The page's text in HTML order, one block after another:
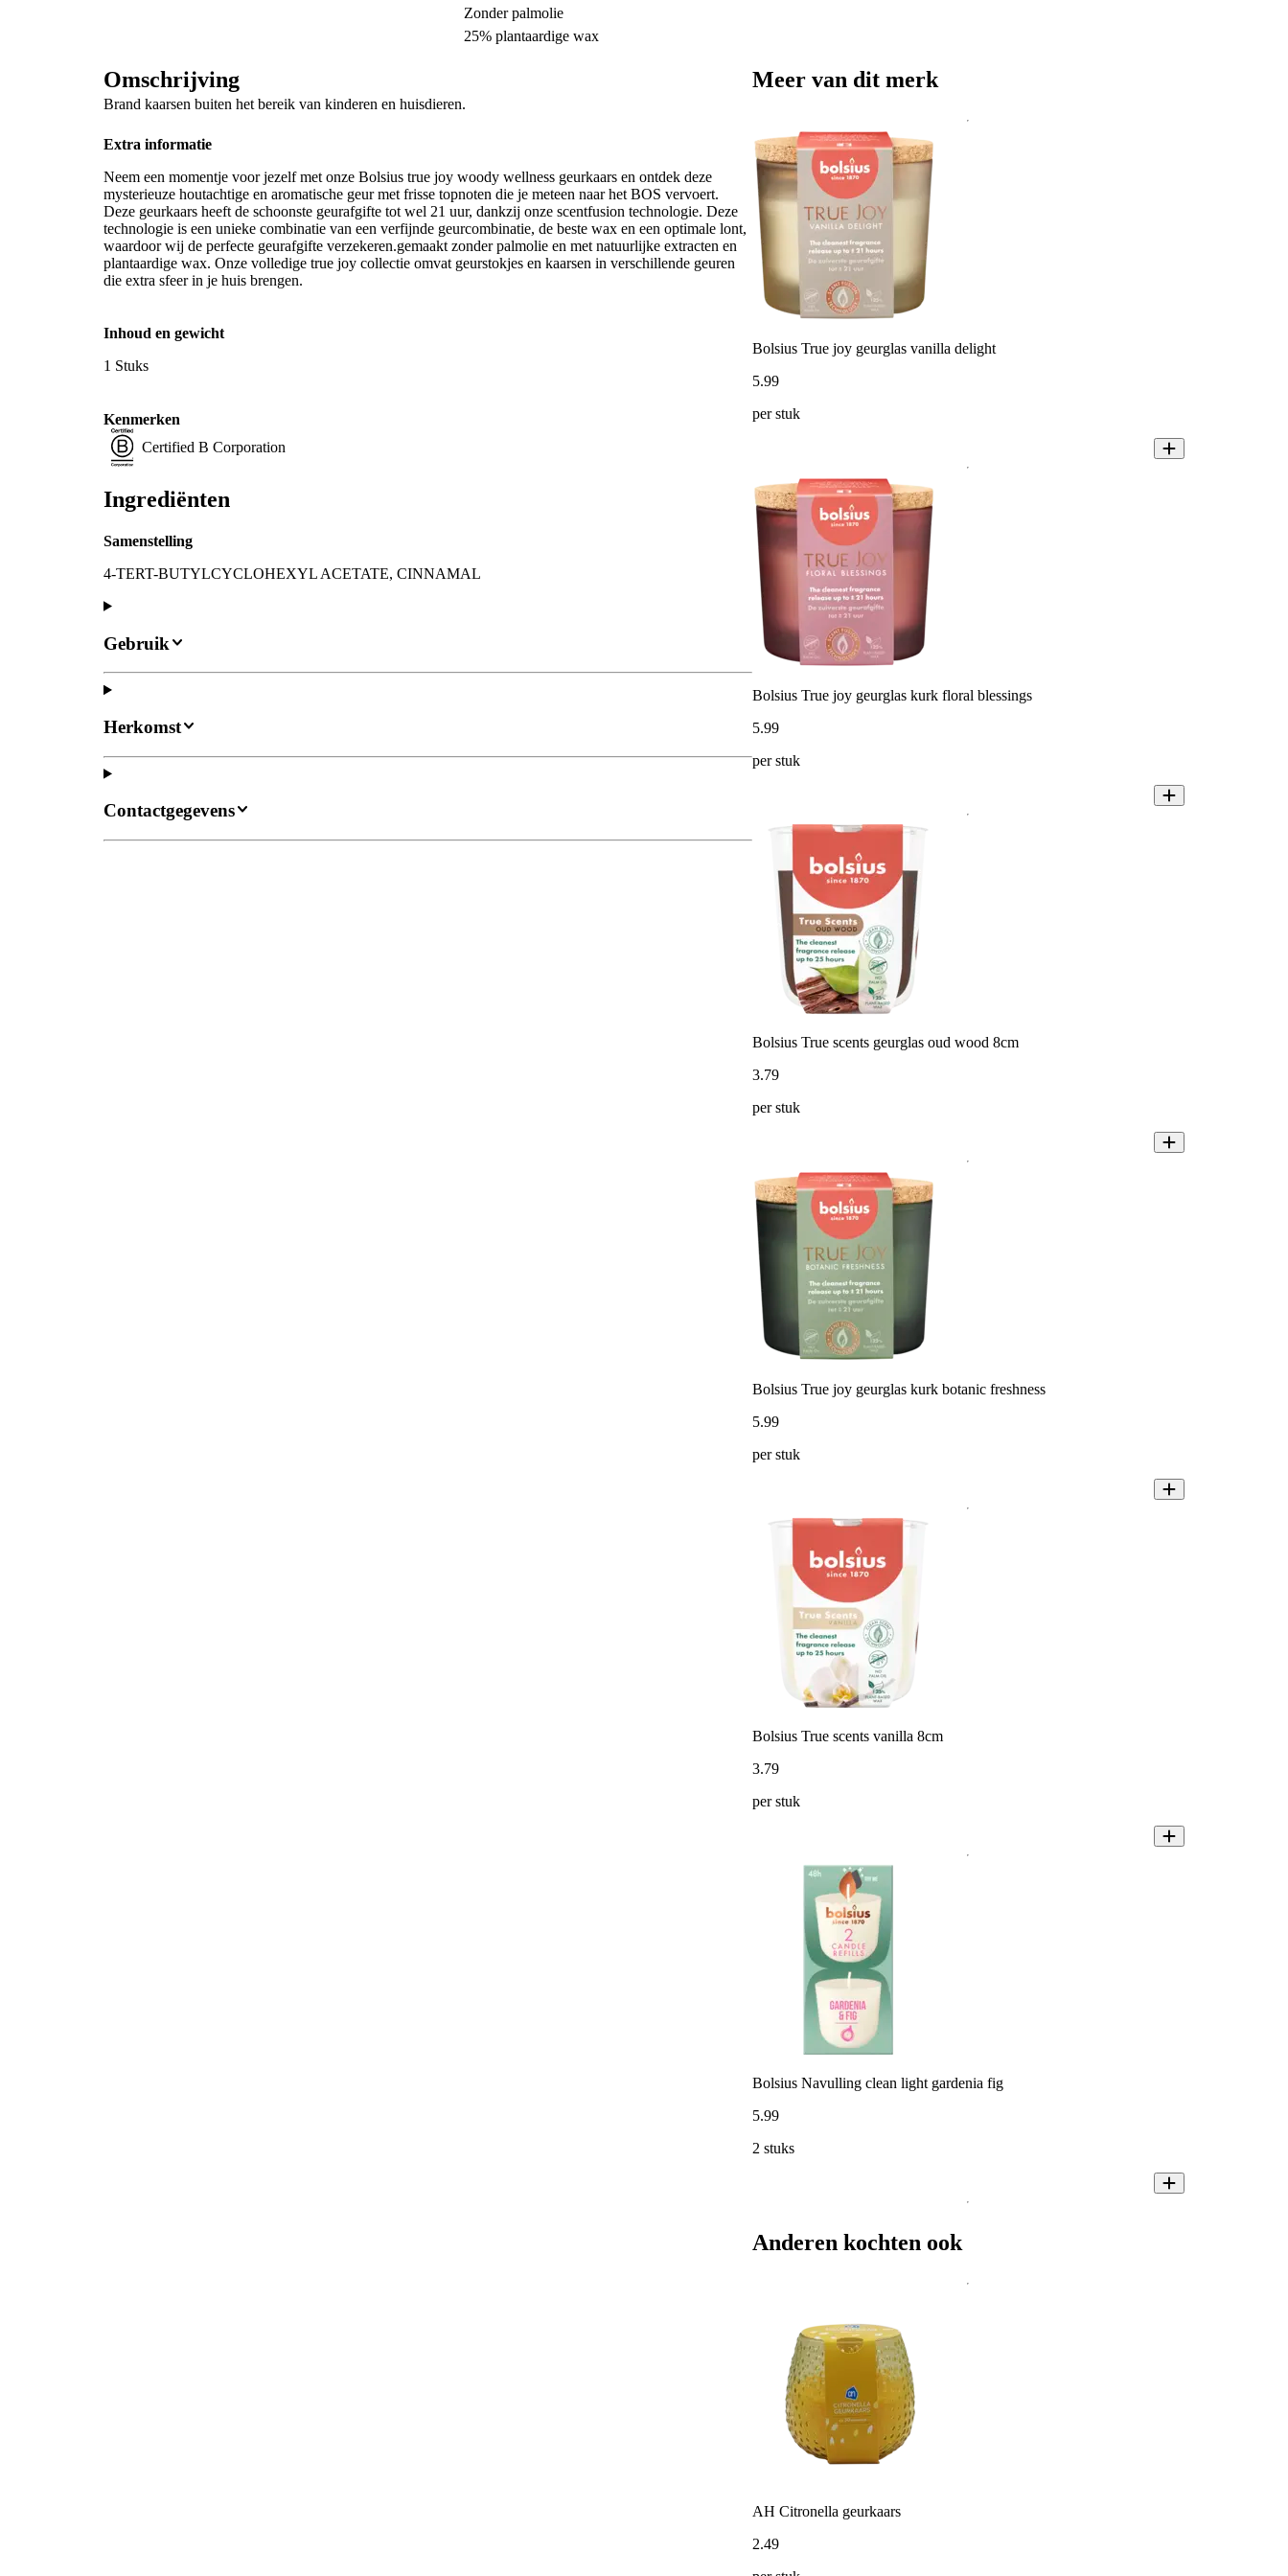
Zonder palmolie
25% plantaardige wax
Omschrijving
Brand kaarsen buiten het bereik van kinderen en huisdieren.
Extra informatie
Neem een momentje voor jezelf met onze Bolsius true joy woody wellness geurkaars en ontdek deze
mysterieuze houtachtige en aromatische geur met frisse topnoten die je meteen naar het BOS vervoert.
Deze geurkaars heeft de schoonste geurafgifte tot wel 21 uur, dankzij onze scentfusion technologie. Deze
technologie is een unieke combinatie van een verfijnde geurcombinatie, de beste wax en een optimale lont,
waardoor wij de perfecte geurafgifte verzekeren.gemaakt zonder palmolie en met natuurlijke extracten en
plantaardige wax. Onze volledige true joy collectie omvat geurstokjes en kaarsen in verschillende geuren
die extra sfeer in je huis brengen.
Inhoud en gewicht
1 Stuks
Kenmerken
Certified B Corporation
Ingrediënten
Samenstelling
4-TERT-BUTYLCYCLOHEXYL ACETATE, CINNAMAL
Gebruik
Herkomst
Contactgegevens
Meer van dit merk
Bolsius True joy geurglas vanilla delight
5.99
per stuk
Bolsius True joy geurglas kurk floral blessings
5.99
per stuk
Bolsius True scents geurglas oud wood 8cm
3.79
per stuk
Bolsius True joy geurglas kurk botanic freshness
5.99
per stuk
Bolsius True scents vanilla 8cm
3.79
per stuk
Bolsius Navulling clean light gardenia fig
5.99
2 stuks
Anderen kochten ook
AH Citronella geurkaars
2.49